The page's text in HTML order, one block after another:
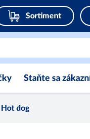
Sortiment
Staňte sa
Hot dog